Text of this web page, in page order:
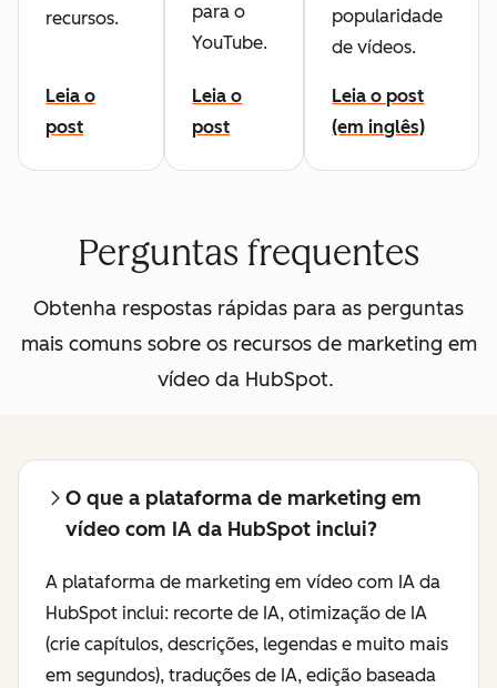
recursos.
Leia o
post
para o
YouTube.
Leia o
post
popularidade
de vídeos.
Leia o post
(em inglês)
Perguntas frequentes
Obtenha respostas rápidas para as perguntas
mais comuns sobre os recursos de marketing em
vídeo da HubSpot.
O que a plataforma de marketing em
vídeo com IA da HubSpot inclui?
A plataforma de marketing em vídeo com IA da
HubSpot inclui: recorte de IA, otimização de IA
(crie capítulos, descrições, legendas e muito mais
em segundos), traduções de IA, edição baseada